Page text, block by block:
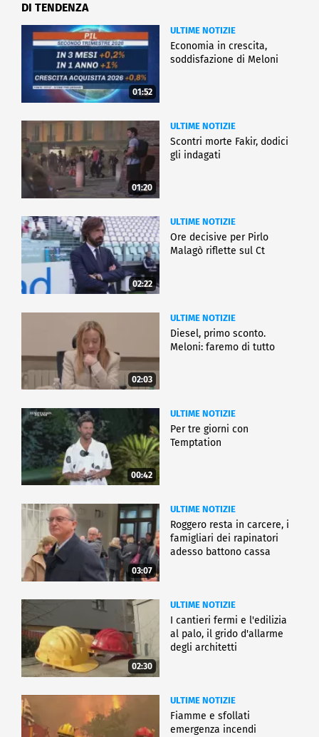
DI TENDENZA
01:52
ULTIME NOTIZIE
Economia in crescita,
soddisfazione di Meloni
01:20
ULTIME NOTIZIE
Scontri morte Fakir, dodici
gli indagati
02:22
ULTIME NOTIZIE
Ore decisive per Pirlo
Malagò riflette sul Ct
02:03
ULTIME NOTIZIE
Diesel, primo sconto.
Meloni: faremo di tutto
00:42
ULTIME NOTIZIE
Per tre giorni con
Temptation
03:07
ULTIME NOTIZIE
Roggero resta in carcere, i
famigliari dei rapinatori
adesso battono cassa
02:30
ULTIME NOTIZIE
I cantieri fermi e l'edilizia
al palo, il grido d'allarme
degli architetti
ULTIME NOTIZIE
Fiamme e sfollati
emergenza incendi